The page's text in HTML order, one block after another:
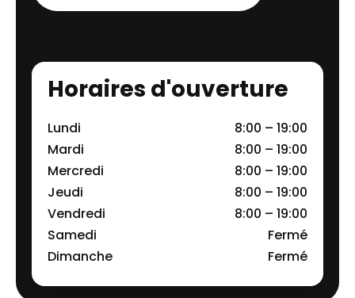
Horaires d'ouverture
Lundi
8:00 – 19:00
Mardi
8:00 – 19:00
Mercredi
8:00 – 19:00
Jeudi
8:00 – 19:00
Vendredi
8:00 – 19:00
Samedi
Fermé
Dimanche
Fermé